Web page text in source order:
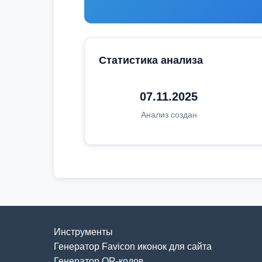
Статистика анализа
07.11.2025
Анализ создан
Инструменты
Генератор Favicon иконок для сайта